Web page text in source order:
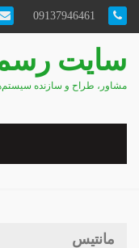
سایت
مشاور، طراح و سازنده
مانتیس